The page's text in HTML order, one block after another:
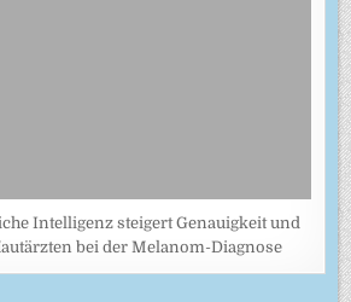
Intelligenz steigert Genauigkeit und
bei der Melanom-Diagnose